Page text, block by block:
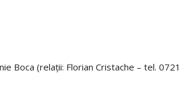
Boca (relații: Florian Cristache – tel.